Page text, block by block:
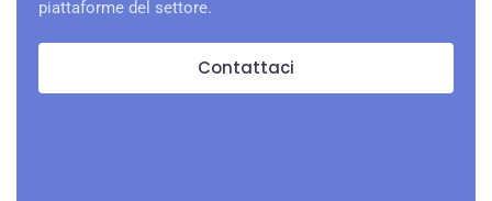
piattaforme del settore.
Contattaci